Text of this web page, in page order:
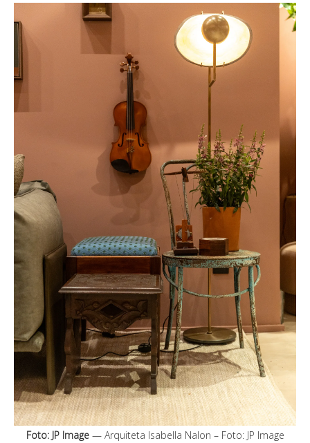
Foto: JP Image— Arquiteta Isabella Nalon – Foto: JP Image